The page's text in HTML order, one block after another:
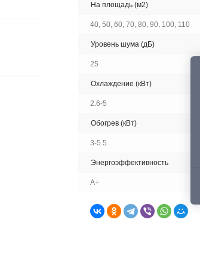
На площадь (м2)
40, 50, 60, 70, 80, 90, 100, 110
Уровень шума (дБ)
25
Охлаждение (кВт)
2.6-5
Обогрев (кВт)
3-5.5
Энергоэффективность
A+